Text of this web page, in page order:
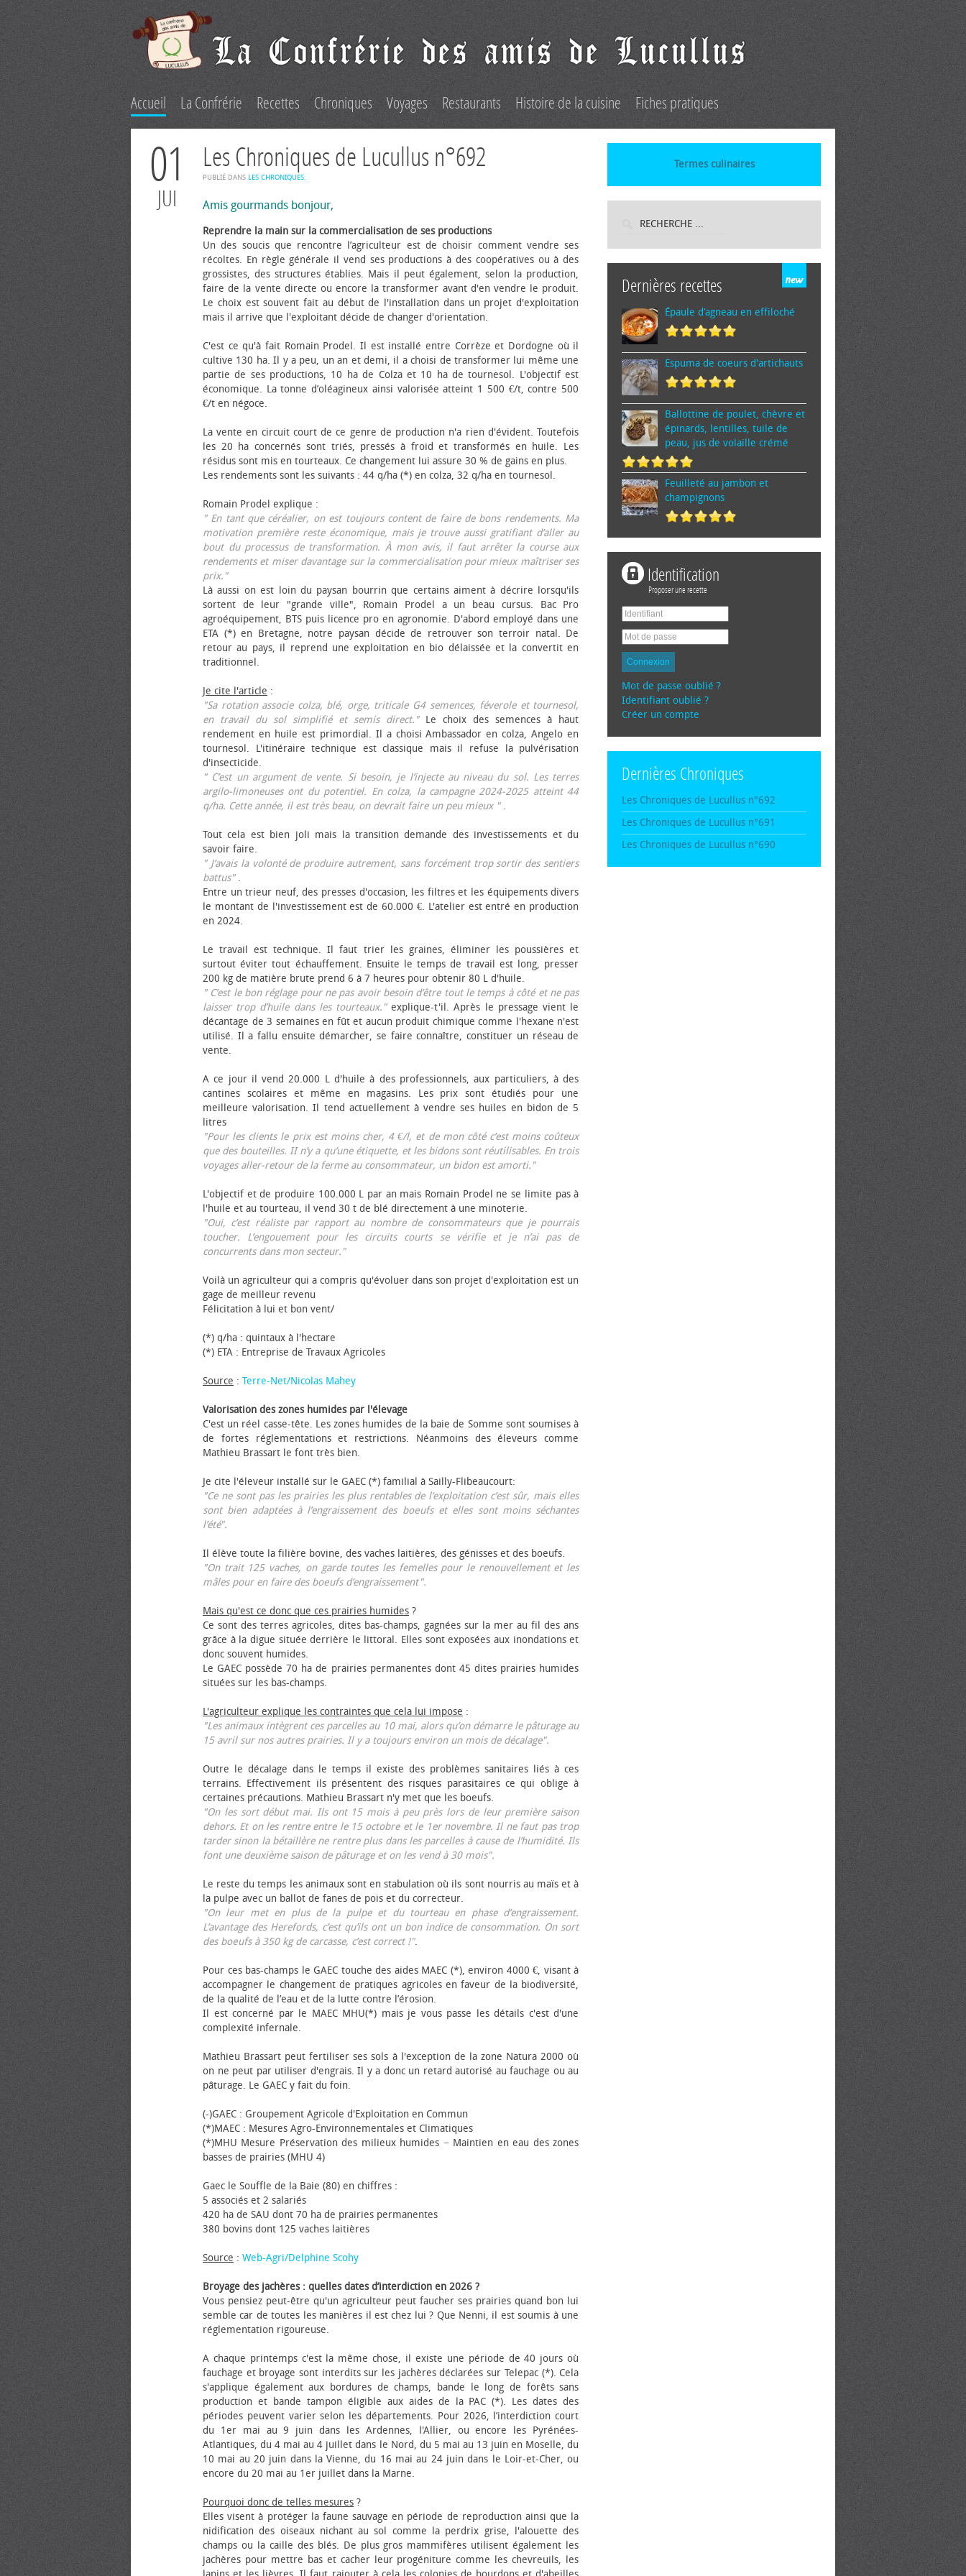
Accueil La Confrérie Recettes Chroniques Voyages Restaurants Histoire de la cuisine Fiches pratiques
01
JUI
Les Chroniques de Lucullus n°692
PUBLIÉ DANS LES CHRONIQUES.
Amis gourmands bonjour,
Reprendre la main sur la commercialisation de ses productions
Un des soucis que rencontre l’agriculteur est de choisir comment vendre ses
récoltes. En règle générale il vend ses productions à des coopératives ou à des
grossistes, des structures établies. Mais il peut également, selon la production,
faire de la vente directe ou encore la transformer avant d'en vendre le produit.
Le choix est souvent fait au début de l'installation dans un projet d'exploitation
mais il arrive que l'exploitant décide de changer d'orientation.
C'est ce qu'à fait Romain Prodel. Il est installé entre Corrèze et Dordogne où il
cultive 130 ha. Il y a peu, un an et demi, il a choisi de transformer lui même une
partie de ses productions, 10 ha de Colza et 10 ha de tournesol. L'objectif est
économique. La tonne d’oléagineux ainsi valorisée atteint 1 500 €/t, contre 500
€/t en négoce.
La vente en circuit court de ce genre de production n'a rien d'évident. Toutefois
les 20 ha concernés sont triés, pressés à froid et transformés en huile. Les
résidus sont mis en tourteaux. Ce changement lui assure 30 % de gains en plus.
Les rendements sont les suivants : 44 q/ha (*) en colza, 32 q/ha en tournesol.
Romain Prodel explique :
" En tant que céréalier, on est toujours content de faire de bons rendements. Ma
motivation première reste économique, mais je trouve aussi gratifiant d’aller au
bout du processus de transformation. À mon avis, il faut arrêter la course aux
rendements et miser davantage sur la commercialisation pour mieux maîtriser ses
prix."
Là aussi on est loin du paysan bourrin que certains aiment à décrire lorsqu'ils
sortent de leur "grande ville", Romain Prodel a un beau cursus. Bac Pro
agroéquipement, BTS puis licence pro en agronomie. D'abord employé dans une
ETA (*) en Bretagne, notre paysan décide de retrouver son terroir natal. De
retour au pays, il reprend une exploitation en bio délaissée et la convertit en
traditionnel.
Je cite l'article :
"Sa rotation associe colza, blé, orge, triticale G4 semences, féverole et tournesol,
en travail du sol simplifié et semis direct."Le choix des semences à haut
rendement en huile est primordial. Il a choisi Ambassador en colza, Angelo en
tournesol. L'itinéraire technique est classique mais il refuse la pulvérisation
d'insecticide.
" C’est un argument de vente. Si besoin, je l’injecte au niveau du sol. Les terres
argilo-limoneuses ont du potentiel. En colza, la campagne 2024-2025 atteint 44
q/ha. Cette année, il est très beau, on devrait faire un peu mieux ".
Tout cela est bien joli mais la transition demande des investissements et du
savoir faire.
" J’avais la volonté de produire autrement, sans forcément trop sortir des sentiers
battus".
Entre un trieur neuf, des presses d'occasion, les filtres et les équipements divers
le montant de l'investissement est de 60.000 €. L'atelier est entré en production
en 2024.
Le travail est technique. Il faut trier les graines, éliminer les poussières et
surtout éviter tout échauffement. Ensuite le temps de travail est long, presser
200 kg de matière brute prend 6 à 7 heures pour obtenir 80 L d'huile.
" C’est le bon réglage pour ne pas avoir besoin d’être tout le temps à côté et ne pas
laisser trop d’huile dans les tourteaux."explique-t'il. Après le pressage vient le
décantage de 3 semaines en fût et aucun produit chimique comme l'hexane n'est
utilisé. Il a fallu ensuite démarcher, se faire connaître, constituer un réseau de
vente.
A ce jour il vend 20.000 L d'huile à des professionnels, aux particuliers, à des
cantines scolaires et même en magasins. Les prix sont étudiés pour une
meilleure valorisation. Il tend actuellement à vendre ses huiles en bidon de 5
litres
"Pour les clients le prix est moins cher, 4 €/l, et de mon côté c’est moins coûteux
que des bouteilles. II n’y a qu’une étiquette, et les bidons sont réutilisables. En trois
voyages aller-retour de la ferme au consommateur, un bidon est amorti."
L'objectif et de produire 100.000 L par an mais Romain Prodel ne se limite pas à
l'huile et au tourteau, il vend 30 t de blé directement à une minoterie.
"Oui, c’est réaliste par rapport au nombre de consommateurs que je pourrais
toucher. L’engouement pour les circuits courts se vérifie et je n’ai pas de
concurrents dans mon secteur."
Voilà un agriculteur qui a compris qu'évoluer dans son projet d'exploitation est un
gage de meilleur revenu
Félicitation à lui et bon vent/
(*) q/ha : quintaux à l'hectare
(*) ETA : Entreprise de Travaux Agricoles
Source : Terre-Net/Nicolas Mahey
Valorisation des zones humides par l'élevage
C'est un réel casse-tête. Les zones humides de la baie de Somme sont soumises à
de fortes réglementations et restrictions. Néanmoins des éleveurs comme
Mathieu Brassart le font très bien.
Je cite l'éleveur installé sur le GAEC (*) familial à Sailly-Flibeaucourt:
"Ce ne sont pas les prairies les plus rentables de l’exploitation c’est sûr, mais elles
sont bien adaptées à l’engraissement des bœufs et elles sont moins séchantes
l’été".
Il élève toute la filière bovine, des vaches laitières, des génisses et des bœufs.
"On trait 125 vaches, on garde toutes les femelles pour le renouvellement et les
mâles pour en faire des bœufs d’engraissement".
Mais qu'est ce donc que ces prairies humides ?
Ce sont des terres agricoles, dites bas-champs, gagnées sur la mer au fil des ans
grâce à la digue située derrière le littoral. Elles sont exposées aux inondations et
donc souvent humides.
Le GAEC possède 70 ha de prairies permanentes dont 45 dites prairies humides
situées sur les bas-champs.
L'agriculteur explique les contraintes que cela lui impose :
"Les animaux intègrent ces parcelles au 10 mai, alors qu’on démarre le pâturage au
15 avril sur nos autres prairies. Il y a toujours environ un mois de décalage".
Outre le décalage dans le temps il existe des problèmes sanitaires liés à ces
terrains. Effectivement ils présentent des risques parasitaires ce qui oblige à
certaines précautions. Mathieu Brassart n'y met que les bœufs.
"On les sort début mai. Ils ont 15 mois à peu près lors de leur première saison
dehors. Et on les rentre entre le 15 octobre et le 1er novembre. Il ne faut pas trop
tarder sinon la bétaillère ne rentre plus dans les parcelles à cause de l’humidité. Ils
font une deuxième saison de pâturage et on les vend à 30 mois".
Le reste du temps les animaux sont en stabulation où ils sont nourris au maïs et à
la pulpe avec un ballot de fanes de pois et du correcteur.
"On leur met en plus de la pulpe et du tourteau en phase d’engraissement.
L’avantage des Herefords, c’est qu’ils ont un bon indice de consommation. On sort
des bœufs à 350 kg de carcasse, c’est correct !".
Pour ces bas-champs le GAEC touche des aides MAEC (*), environ 4000 €, visant à
accompagner le changement de pratiques agricoles en faveur de la biodiversité,
de la qualité de l’eau et de la lutte contre l’érosion.
Il est concerné par le MAEC MHU(*) mais je vous passe les détails c'est d'une
complexité infernale.
Mathieu Brassart peut fertiliser ses sols à l'exception de la zone Natura 2000 où
on ne peut par utiliser d'engrais. Il y a donc un retard autorisé au fauchage ou au
pâturage. Le GAEC y fait du foin.
(-)GAEC : Groupement Agricole d'Exploitation en Commun
(*)MAEC : Mesures Agro-Environnementales et Climatiques
(*)MHU Mesure Préservation des milieux humides − Maintien en eau des zones
basses de prairies (MHU 4)
Gaec le Souffle de la Baie (80) en chiffres :
5 associés et 2 salariés
420 ha de SAU dont 70 ha de prairies permanentes
380 bovins dont 125 vaches laitières
Source : Web-Agri/Delphine Scohy
Broyage des jachères : quelles dates d’interdiction en 2026 ?
Vous pensiez peut-être qu'un agriculteur peut faucher ses prairies quand bon lui
semble car de toutes les manières il est chez lui ? Que Nenni, il est soumis à une
réglementation rigoureuse.
A chaque printemps c'est la même chose, il existe une période de 40 jours où
fauchage et broyage sont interdits sur les jachères déclarées sur Telepac (*). Cela
s'applique également aux bordures de champs, bande le long de forêts sans
production et bande tampon éligible aux aides de la PAC (*). Les dates des
périodes peuvent varier selon les départements. Pour 2026, l’interdiction court
du 1er mai au 9 juin dans les Ardennes, l'Allier, ou encore les Pyrénées-
Atlantiques, du 4 mai au 4 juillet dans le Nord, du 5 mai au 13 juin en Moselle, du
10 mai au 20 juin dans la Vienne, du 16 mai au 24 juin dans le Loir-et-Cher, ou
encore du 20 mai au 1er juillet dans la Marne.
Pourquoi donc de telles mesures ?
Elles visent à protéger la faune sauvage en période de reproduction ainsi que la
nidification des oiseaux nichant au sol comme la perdrix grise, l'alouette des
champs ou la caille des blés. De plus gros mammifères utilisent également les
jachères pour mettre bas et cacher leur progéniture comme les chevreuils, les
Termes culinaires
Dernières recettes
Épaule d’agneau en effiloché
Espuma de cœurs d'artichauts
Ballottine de poulet, chèvre et
épinards, lentilles, tuile de
peau, jus de volaille crémé
Feuilleté au jambon et
champignons
Identification
Proposer une recette
Connexion
Mot de passe oublié ?
Identifiant oublié ?
Créer un compte
Dernières Chroniques
Les Chroniques de Lucullus n°692
Les Chroniques de Lucullus n°691
Les Chroniques de Lucullus n°690